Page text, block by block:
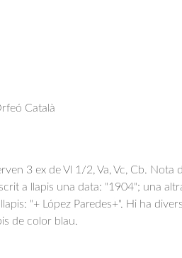
Català
3 ex de Vl 1/2, Va, Vc, Cb. Nota
a llapis una data: "1904"; una
"+ López Paredes+". Hi ha
de color blau.